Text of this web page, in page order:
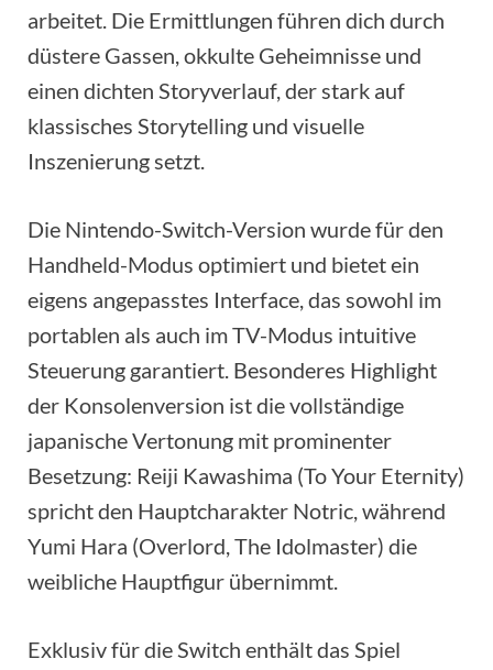
arbeitet. Die Ermittlungen führen dich durch
düstere Gassen, okkulte Geheimnisse und
einen dichten Storyverlauf, der stark auf
klassisches Storytelling und visuelle
Inszenierung setzt.
Die Nintendo-Switch-Version wurde für den
Handheld-Modus optimiert und bietet ein
eigens angepasstes Interface, das sowohl im
portablen als auch im TV-Modus intuitive
Steuerung garantiert. Besonderes Highlight
der Konsolenversion ist die vollständige
japanische Vertonung mit prominenter
Besetzung: Reiji Kawashima (To Your Eternity)
spricht den Hauptcharakter Notric, während
Yumi Hara (Overlord, The Idolmaster) die
weibliche Hauptfigur übernimmt.
Exklusiv für die Switch enthält das Spiel